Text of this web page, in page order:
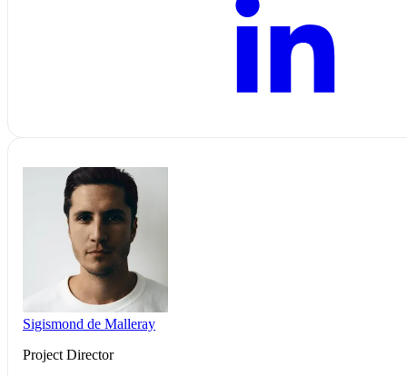
Sigismond de Malleray
Project Director